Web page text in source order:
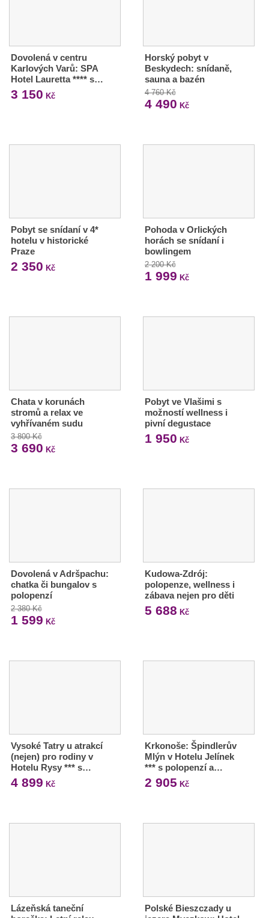
Dovolená v centru
Karlových Varů: SPA
Hotel Lauretta **** s…
3 150 Kč
Horský pobyt v
Beskydech: snídaně,
sauna a bazén
4 760 Kč
4 490 Kč
Pobyt se snídaní v 4*
hotelu v historické
Praze
2 350 Kč
Pohoda v Orlických
horách se snídaní i
bowlingem
2 200 Kč
1 999 Kč
Chata v korunách
stromů a relax ve
vyhřívaném sudu
3 800 Kč
3 690 Kč
Pobyt ve Vlašimi s
možností wellness i
pivní degustace
1 950 Kč
Dovolená v Adršpachu:
chatka či bungalov s
polopenzí
2 380 Kč
1 599 Kč
Kudowa-Zdrój:
polopenze, wellness i
zábava nejen pro děti
5 688 Kč
Vysoké Tatry u atrakcí
(nejen) pro rodiny v
Hotelu Rysy *** s…
4 899 Kč
Krkonoše: Špindlerův
Mlýn v Hotelu Jelínek
*** s polopenzí a…
2 905 Kč
Lázeňská taneční
Polské Bieszczady u